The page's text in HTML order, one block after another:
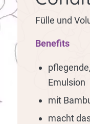
Fülle und
Benefits
Emulsion
mit
macht